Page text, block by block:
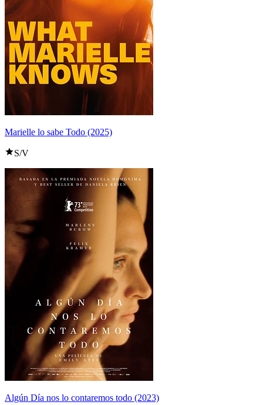
Marielle lo sabe Todo (2025)
S/V
Algún Día nos lo contaremos todo (2023)